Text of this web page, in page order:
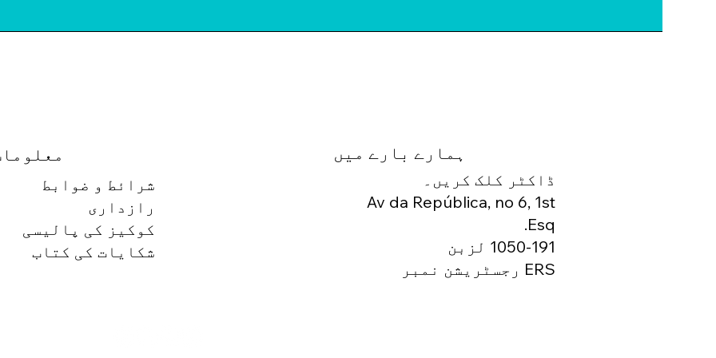
شرائط و ضوابط
رازداری
کوکیز کی پالیسی
شکایات کی کتاب
ہمارے بارے میں
ڈاکٹر کلک کریں۔
Av da República, no 6, 1st
Esq.
1050-191 لزبن
ERS رجسٹریشن نمبر